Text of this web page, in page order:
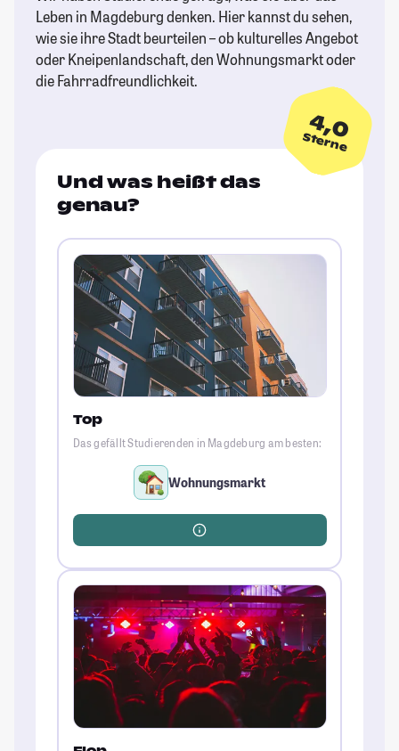
Leben in Magdeburg denken. Hier kannst du sehen,
wie sie ihre Stadt beurteilen – ob kulturelles Angebot
oder Kneipenlandschaft, den Wohnungsmarkt oder
die Fahrradfreundlichkeit.
4,0
Sterne
Und was heißt das
genau?
Top
Das gefällt Studierenden in Magdeburg am besten:
Wohnungsmarkt